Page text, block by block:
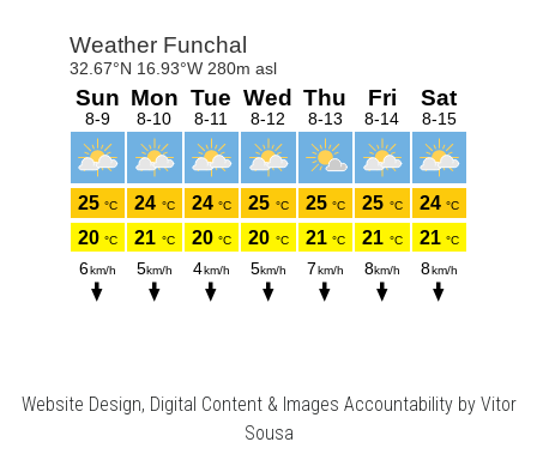
Website Design, Digital Content & Images Accountability by Vitor
Sousa